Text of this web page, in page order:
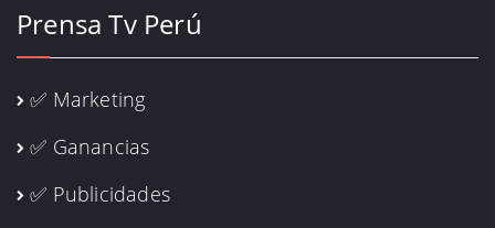
Prensa Tv Perú
✅ Marketing
✅ Ganancias
✅ Publicidades